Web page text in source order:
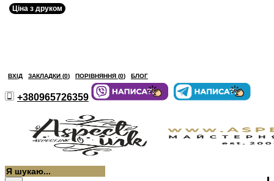
ВХІД ЗАКЛАДКИ (0) ПОРІВНЯННЯ (0) БЛОГ
+380965726359
Ціна з друком